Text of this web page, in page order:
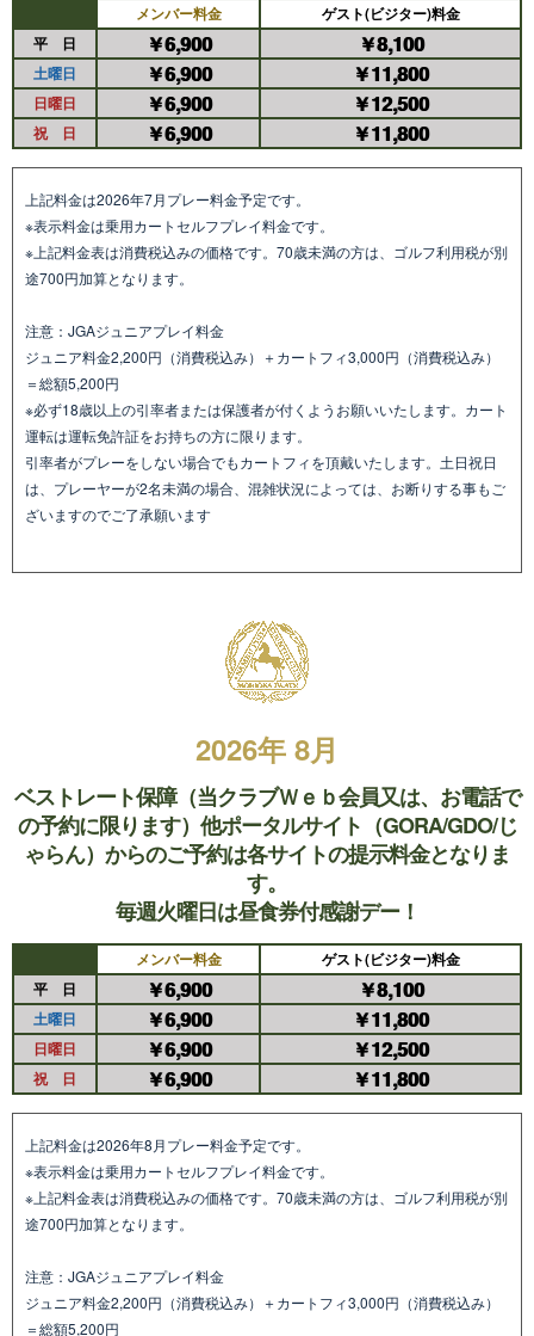
メンバー料金
ゲスト(ビジター)料金
平 日
￥6,900 ￥8,100
土曜日 ￥6,900 ￥11,800
日曜日 ￥6,900 ￥12,500
祝 日 ￥6,900 ￥11,800
上記料金は2026年7月プレー料金予定です。
※表示料金は乗用カートセルフプレイ料金です。
※上記料金表は消費税込みの価格です。70歳未満の方は、ゴルフ利用税が別
途700円加算となります。
注意：JGAジュニアプレイ料金
ジュニア料金2,200円（消費税込み）＋カートフィ3,000円（消費税込み）
＝総額5,200円
※必ず18歳以上の引率者または保護者が付くようお願いいたします。カート
運転は運転免許証をお持ちの方に限ります。
引率者がプレーをしない場合でもカートフィを頂戴いたします。土日祝日
は、プレーヤーが2名未満の場合、混雑状況によっては、お断りする事もご
ざいますのでご了承願います
2026年 8月
ベストレート保障（当クラブＷｅｂ会員又は、お電話で
の予約に限ります）他ポータルサイト（GORA/GDO/じ
ゃらん）からのご予約は各サイトの提示料金となりま
す。
毎週火曜日は昼食券付感謝デー！
メンバー料金
ゲスト(ビジター)料金
平 日
￥6,900 ￥8,100
土曜日 ￥6,900 ￥11,800
日曜日 ￥6,900 ￥12,500
祝 日 ￥6,900 ￥11,800
上記料金は2026年8月プレー料金予定です。
※表示料金は乗用カートセルフプレイ料金です。
※上記料金表は消費税込みの価格です。70歳未満の方は、ゴルフ利用税が別
途700円加算となります。
注意：JGAジュニアプレイ料金
ジュニア料金2,200円（消費税込み）＋カートフィ3,000円（消費税込み）
＝総額5,200円